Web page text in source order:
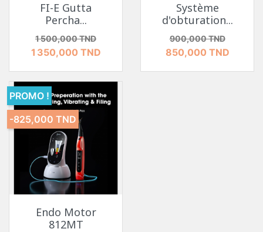
FI-E Gutta
Percha...
Prix de base
1 500,000 TNDPrix
1 350,000 TND
Système
d'obturation...
Prix de base
900,000 TNDPrix
850,000 TND
Endo Motor
812MT
PROMO !
-825,000 TND